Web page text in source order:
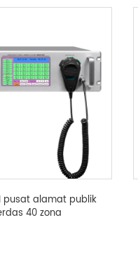
pusat alamat publik
40 zona